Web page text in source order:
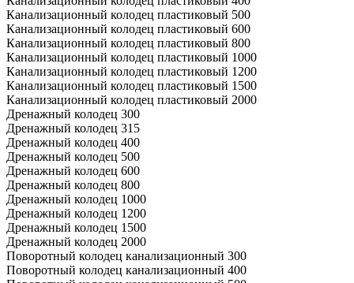
Канализационный колодец пластиковый 500
Канализационный колодец пластиковый 600
Канализационный колодец пластиковый 800
Канализационный колодец пластиковый 1000
Канализационный колодец пластиковый 1200
Канализационный колодец пластиковый 1500
Канализационный колодец пластиковый 2000
Дренажный колодец 300
Дренажный колодец 315
Дренажный колодец 400
Дренажный колодец 500
Дренажный колодец 600
Дренажный колодец 800
Дренажный колодец 1000
Дренажный колодец 1200
Дренажный колодец 1500
Дренажный колодец 2000
Поворотный колодец канализационный 300
Поворотный колодец канализационный 400